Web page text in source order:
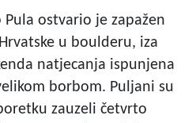
ostvario je zapažen
u boulderu, iza
natjecanja ispunjena
borbom. Puljani su
zauzeli četvrto